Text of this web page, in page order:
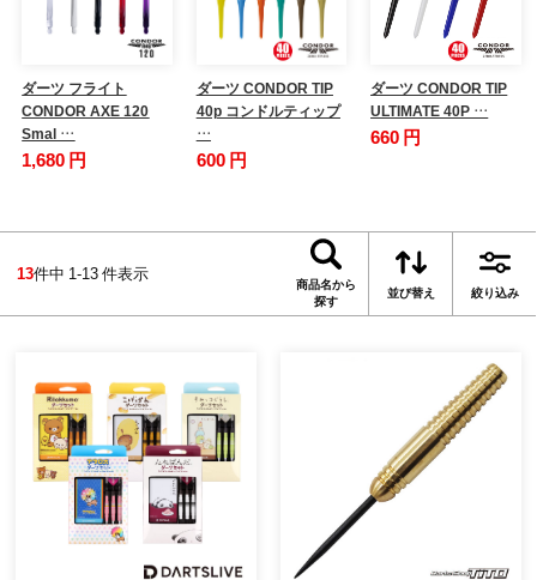
ダーツ フライト
CONDOR AXE 120
Smal …
1,680 円
ダーツ CONDOR TIP
40p コンドルティップ
…
600 円
ダーツ CONDOR TIP
ULTIMATE 40P …
660 円
13件中 1-13 件表示
商品名から
探す
並び替え 絞り込み